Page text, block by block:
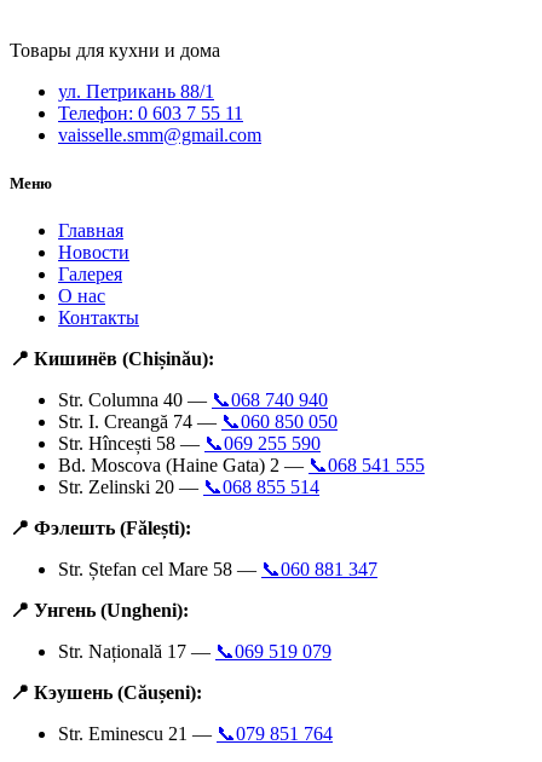
Товары для кухни и дома
ул. Петрикань 88/1
Телефон: 0 603 7 55 11
vaisselle.smm@gmail.com
Меню
Главная
Новости
Галерея
О нас
Контакты
📍 Кишинёв (Chișinău):
Str. Columna 40 — 📞068 740 940
Str. I. Creangă 74 — 📞060 850 050
Str. Hîncești 58 — 📞069 255 590
Bd. Moscova (Haine Gata) 2 — 📞068 541 555
Str. Zelinski 20 — 📞068 855 514
📍 Фэлешть (Fălești):
Str. Ștefan cel Mare 58 — 📞060 881 347
📍 Унгень (Ungheni):
Str. Națională 17 — 📞069 519 079
📍 Кэушень (Căușeni):
Str. Eminescu 21 — 📞079 851 764